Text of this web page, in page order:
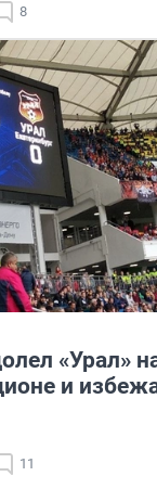
8
«Урал»
и
11